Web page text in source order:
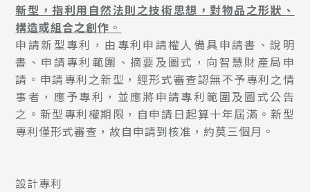
新型，指利用自然法則之技術思想，對物品之形狀、
構造或組合之創作 。
申請新型專利，由專利申請權人備具申請書、說明
書、申請專利範圍、摘要及圖式，向智慧財產局申
請。申請專利之新型，經形式審查認無不予專利之情
事者，應予專利，並應將申請專利範圍及圖式公告
之。新型專利權期限，自申請日起算十年屆滿。新型
專利僅形式審查，故自申請到核准，約莫三個月。
設計專利